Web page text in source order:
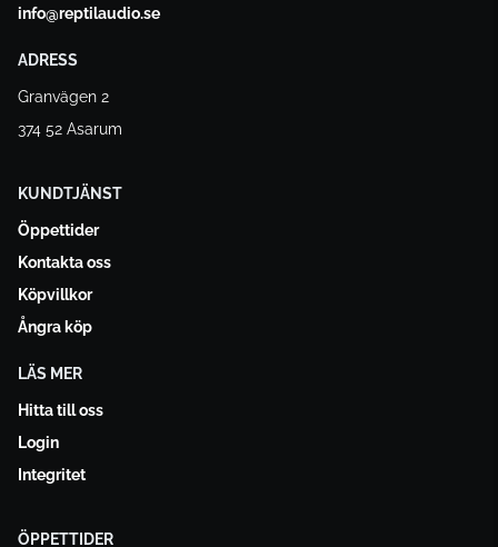
info@reptilaudio.se
ADRESS
Granvägen 2
374 52 Asarum
KUNDTJÄNST
Öppettider
Kontakta oss
Köpvillkor
Ångra köp
LÄS MER
Hitta till oss
Login
Integritet
ÖPPETTIDER